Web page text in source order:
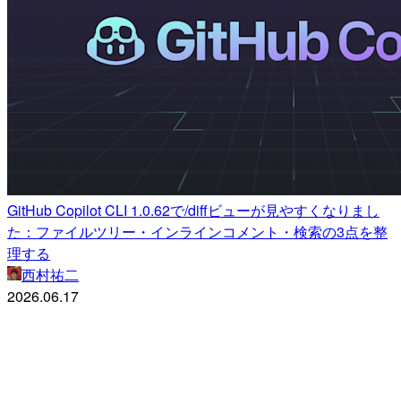
GitHub Copilot CLI 1.0.62で/diffビューが見やすくなりまし
た：ファイルツリー・インラインコメント・検索の3点を整
理する
西村祐二
2026.06.17